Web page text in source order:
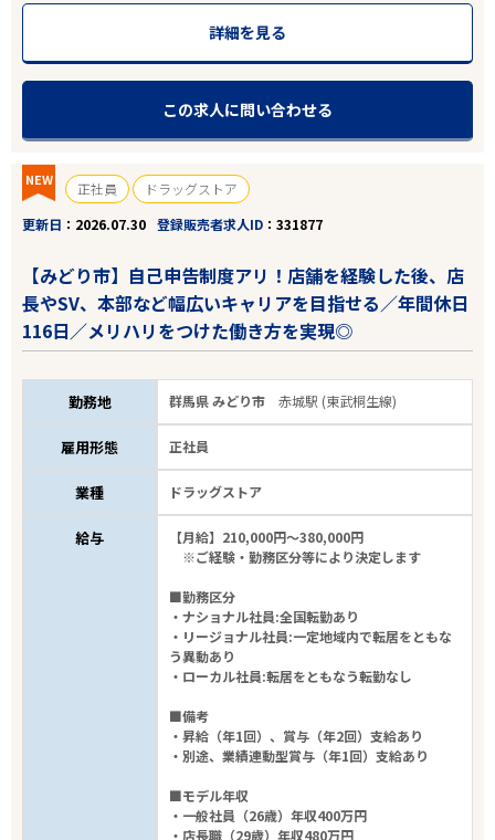
詳細を見る
この求人に問い合わせる
NEW 正社員
ドラッグストア
更新日
2026.07.30 登録販売者求人ID 331877
【みどり市】自己申告制度アリ！店舗を経験した後、店
長やSV、本部など幅広いキャリアを目指せる／年間休日
116日／メリハリをつけた働き方を実現◎
勤務地 群馬県 みどり市赤城駅 (東武桐生線)
雇用形態 正社員
業種 ドラッグストア
給与
【月給】210,000円～380,000円
※ご経験・勤務区分等により決定します
■勤務区分
・ナショナル社員:全国転勤あり
・リージョナル社員:一定地域内で転居をともな
う異動あり
・ローカル社員:転居をともなう転勤なし
■備考
・昇給（年1回）、賞与（年2回）支給あり
・別途、業績連動型賞与（年1回）支給あり
■モデル年収
・一般社員（26歳）年収400万円
・店長職（29歳）年収480万円